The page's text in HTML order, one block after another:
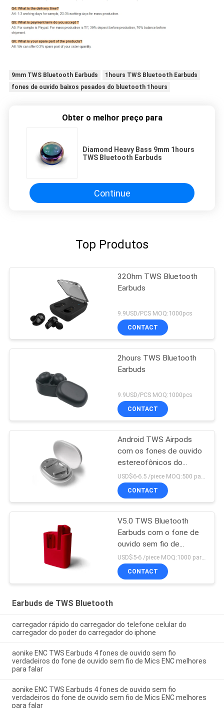
9mm TWS Bluetooth Earbuds
1hours TWS Bluetooth Earbuds
fones de ouvido baixos pesados do bluetooth 1hours
Obter o melhor preço para
Diamond Heavy Bass 9mm 1hours
TWS Bluetooth Earbuds
Continue
Top Produtos
32Ohm TWS Bluetooth
Earbuds
9.9USD/PCS MOQ:1000pcs
CONTACT
2hours TWS Bluetooth
Earbuds
9.9USD/PCS MOQ:1000pcs
CONTACT
Android TWS Airpods
com os fones de ouvido
estereofônicos do
microfone
CONTACT
V5.0 TWS Bluetooth
Earbuds com o fone de
ouvido sem fio de
carregamento dos casos
TWS
USD$5-6 /piece MOQ:1000 partes por artigos
CONTACT
Earbuds de TWS Bluetooth
carregador rápido do carregador do telefone celular do
carregador do poder do carregador do iphone
aonike ENC TWS Earbuds 4 fones de ouvido sem fio
verdadeiros do fone de ouvido sem fio de Mics ENC melhores
para falar
aonike ENC TWS Earbuds 4 fones de ouvido sem fio
verdadeiros do fone de ouvido sem fio de Mics ENC melhores
para falar